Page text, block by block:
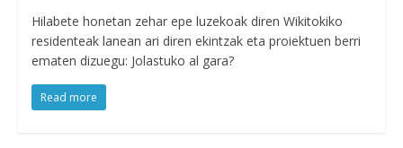
Hilabete honetan zehar epe luzekoak diren Wikitokiko
residenteak lanean ari diren ekintzak eta proiektuen berri
ematen dizuegu: Jolastuko al gara?
Read more